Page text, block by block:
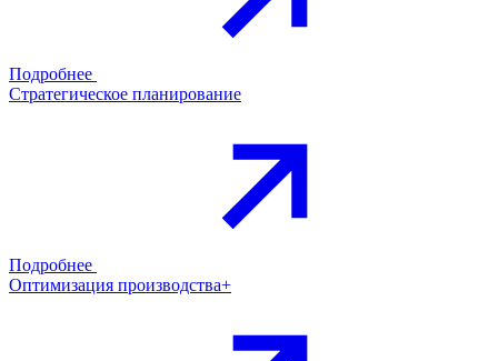
Подробнее
Стратегическое планирование
Подробнее
Оптимизация производства+